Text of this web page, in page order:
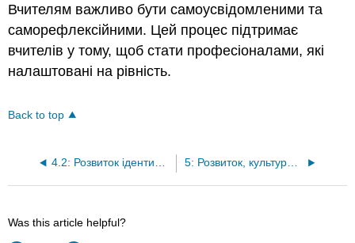
Вчителям важливо бути самоусвідомленими та
саморефлексійними. Цей процес підтримає
вчителів у тому, щоб стати професіоналами, які
налаштовані на рівність.
Back to top
5: Розвиток, культурно та лінгвістично відповідні класні середовища, матеріали та підходи
Was this article helpful?